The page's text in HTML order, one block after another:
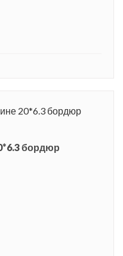
бордюр